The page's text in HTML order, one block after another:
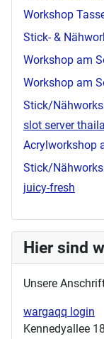
Workshop
Stick- &
Workshop am
Workshop am
Stick/
slot server
Acrylworkshop
Stick/
juicy-fresh
Hier sind
Unsere
wargaqq login
Kennedyallee 18